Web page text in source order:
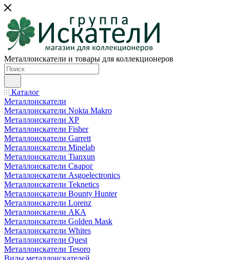
Металлоискатели и товары для коллекционеров
Каталог
Металлоискатели
Металлоискатели Nokta Makro
Металлоискатели XP
Металлоискатели Fisher
Металлоискатели Garrett
Металлоискатели Minelab
Металлоискатели Tianxun
Металлоискатели Сварог
Металлоискатели Asgoelectronics
Металлоискатели Teknetics
Металлоискатели Bounty Hunter
Металлоискатели Lorenz
Металлоискатели АКА
Металлоискатели Golden Mask
Металлоискатели Whites
Металлоискатели Quest
Металлоискатели Tesoro
Виды металлоискателей